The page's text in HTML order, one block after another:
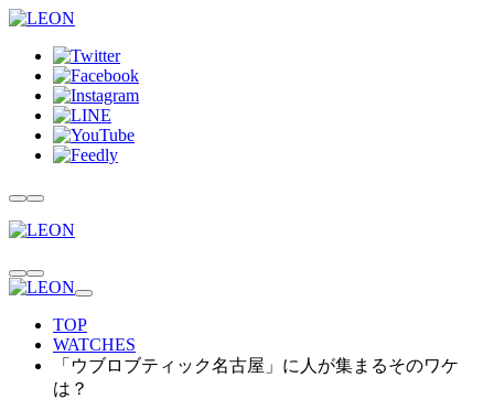
TOP
WATCHES
「ウブロブティック名古屋」に人が集まるそのワケ
は？